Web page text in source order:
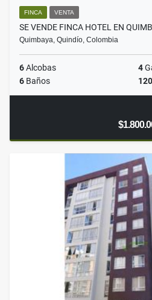
FINCA VENTA
SE VENDE FINCA HOTEL EN
Quimbaya, Quindío, Colombia
6Alcobas 4
6 Baños